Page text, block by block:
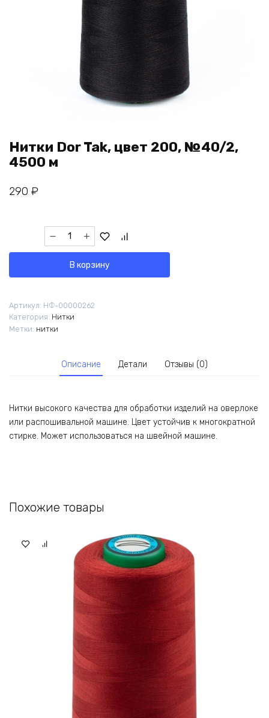
Нитки Dor Tak, цвет 200, №40/2,
4500 м
290 ₽
Количество
товара
200,
№40/2,
4500
В корзину
Артикул: НФ-00000262
Категория: Нитки
Метки: нитки
Описание Детали Отзывы (0)
Нитки высокого качества для обработки изделий на оверлоке
или распошивальной машине. Цвет устойчив к многократной
стирке. Может использоваться на швейной машине.
Похожие товары